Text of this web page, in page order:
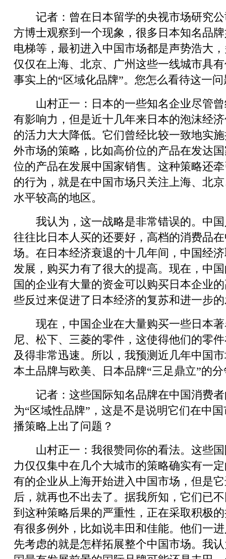
记者：曾在日本留学的央视市场研究公
方博士观察到一个现象，很多日本知名品
电梯等，最初进入中国市场都是声势浩大
仅仅在上海、北京、广州这些一线城市具
事实上的“区域化品牌”。您怎么看待这一
山村正一：日本的一些知名企业尽管曾
有影响力，但是近十几年来日本的泡沫经
的活力大大降低。它们曾经比较一致地实
外市场的策略，比如高价位的产品在发达
位的产品在发展中国家销售。这种策略还
的行为，就是在中国市场只关注上海、北
水平较高的地区。
我认为，这一战略是非常错误的。中国
往往比日本人买的还要好，高档的消费品
场。在日本经济衰退的十几年间，中国经
发展，购买力有了很大的提高。现在，中
国的企业有大量的资金可以购买日本企业
些反过来促进了日本经济的复苏和进一步
现在，中国企业在大量购买一些日本著
尼、松下、三菱的零件，这使得他们的零
及得非常迅速。所以，我预测近几年中国
本土品牌与欧美、日本品牌“三足鼎立”的
记者：这些国际知名品牌在中国消费者
为“区域性品牌”，这是不是说明它们在中
播策略上出了问题？
山村正一：我很赞同你的看法。这些国
力仅仅集中在几个大城市的策略确实有一
有的企业从上海开始进入中国市场，但是
后，就再也不出去了。据我所知，它们已
到这种策略后果的严重性，正在采取积极
有很多例外，比如说丰田和佳能。他们一
先考虑的就是怎样拓展整个中国市场。我